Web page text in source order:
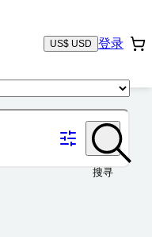
US$ USD 登录
搜寻